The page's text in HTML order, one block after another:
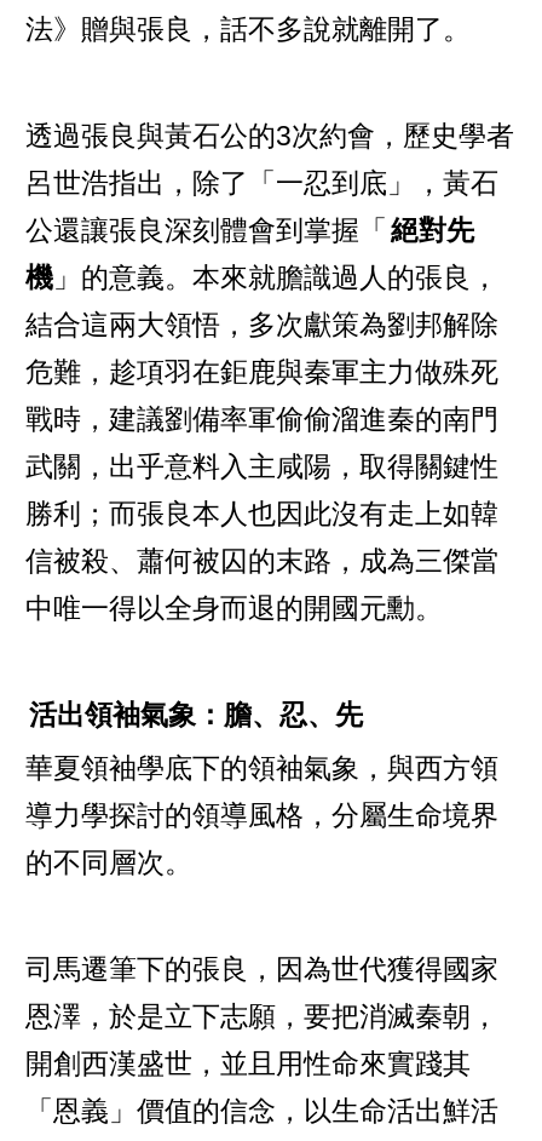
法》贈與張良，話不多說就離開了。
透過張良與黃石公的3次約會，歷史學者
呂世浩指出，除了「一忍到底」，黃石
公還讓張良深刻體會到掌握「 絕對先
機 」的意義。本來就膽識過人的張良，
結合這兩大領悟，多次獻策為劉邦解除
危難，趁項羽在鉅鹿與秦軍主力做殊死
戰時，建議劉備率軍偷偷溜進秦的南門
武關，出乎意料入主咸陽，取得關鍵性
勝利；而張良本人也因此沒有走上如韓
信被殺、蕭何被囚的末路，成為三傑當
中唯一得以全身而退的開國元勳。
活出領袖氣象：膽、忍、先
華夏領袖學底下的領袖氣象，與西方領
導力學探討的領導風格，分屬生命境界
的不同層次。
司馬遷筆下的張良，因為世代獲得國家
恩澤，於是立下志願，要把消滅秦朝，
開創西漢盛世，並且用性命來實踐其
「恩義」價值的信念，以生命活出鮮活